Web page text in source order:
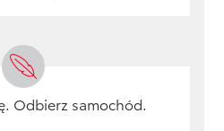
Odbierz samochód.